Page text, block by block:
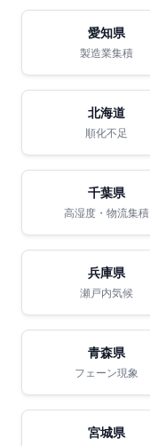
愛知県
製造業集積
北海道
順化不足
千葉県
高湿度・物流集積
兵庫県
瀬戸内気候
青森県
フェーン現象
宮城県